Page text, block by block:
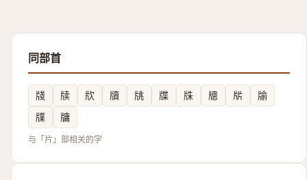
同部首
牋 牍 㸝 牘 㸠 牒 㸡 牕 㸞
牏
㸣
牗
与「片」部相关的字